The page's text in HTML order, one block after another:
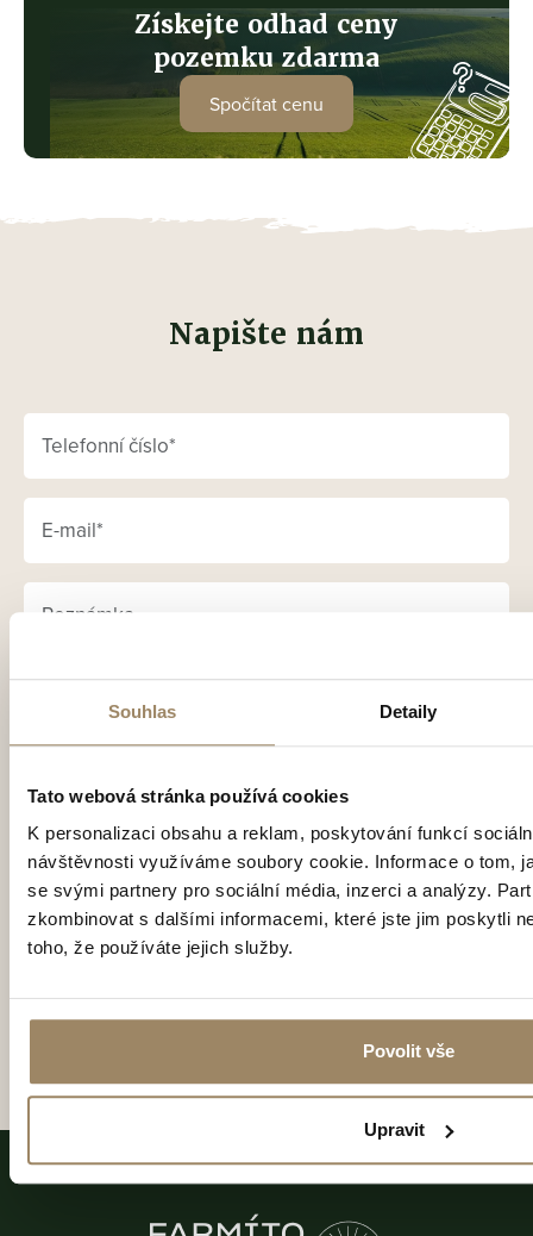
Souhlas Detaily
Tato webová stránka používá cookies
K personalizaci obsahu a reklam, poskytování funkcí
návštěvnosti využíváme soubory cookie. Informace o tom,
se svými partnery pro sociální média, inzerci a analýzy.
zkombinovat s dalšími informacemi, které jste jim poskytli
toho, že používáte jejich služby.
Povolit vše
Upravit
Získejte odhad ceny
pozemku zdarma
Spočítat cenu
Napište nám
pro zpracování a ochranu osobních údajů
souvisejících se zpracováním vašich osobních údajů.
Přeji si odebírat novinky a souhlasím se zasíláním
obchodních sdělení
Odeslat formulář